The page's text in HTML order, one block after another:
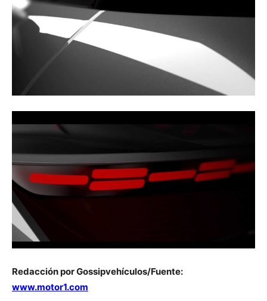
Redacción por Gossipvehículos/Fuente:
www.motor1.com